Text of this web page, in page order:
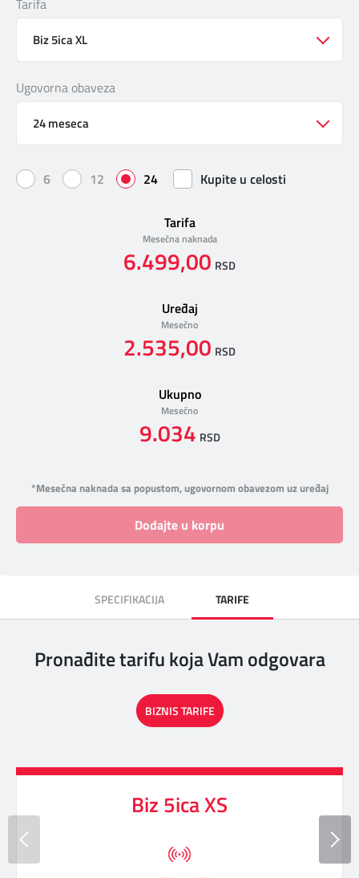
DIGITALNI SERVISI
TELEFONSKI IMENIK
KONTAKTIRAJTE NAS
MAPA BRZINA
Tarifa
Biz 5ica XL
Ugovorna obaveza
24 meseca
6 12 24 Kupite u celosti
Tarifa
Mesečna naknada
6.499,00 RSD
Uređaj
Mesečno
2.535,00 RSD
Ukupno
Mesečno
9.034 RSD
*Mesečna naknada sa popustom, ugovornom obavezom uz uređaj
Dodajte u korpu
SPECIFIKACIJA TARIFE
Pronađite tarifu koja Vam odgovara
BIZNIS TARIFE
Biz 5ica XS